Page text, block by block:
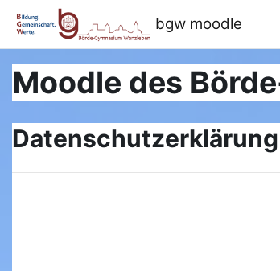
Zum Hauptinhalt
bgw moodle
Moodle des
Datenschutzerklärung